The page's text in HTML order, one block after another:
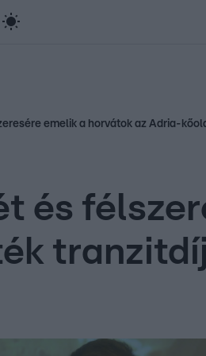
Most Wanted
emelik a horvátok az Adria-
és